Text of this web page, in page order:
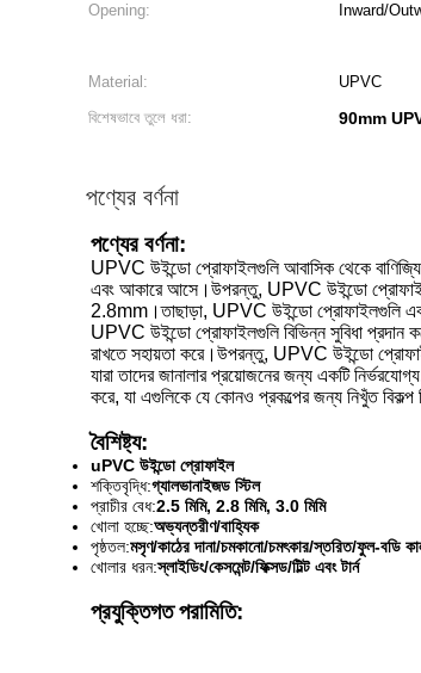
Opening:
Inward/
Material:
UPVC
বিশেষভাবে তুলে ধরা:
90mm
পণ্যের বর্ণনা
পণ্যের বর্ণনা:
UPVC উইন্ডো প্রোফাইলগুলি আবাসিক থেকে
এবং আকারে আসে।উপরন্তু, UPVC উইন্ডো
2.8mm।তাছাড়া, UPVC উইন্ডো প্রোফাইলগুলি একক,
UPVC উইন্ডো প্রোফাইলগুলি বিভিন্ন সুবিধা প্রদান
রাখতে সহায়তা করে।উপরন্তু, UPVC উইন্ডো
যারা তাদের জানালার প্রয়োজনের জন্য একটি
করে, যা এগুলিকে যে কোনও প্রকল্পের জন্য নিখুঁত বিকল্প
বৈশিষ্ট্য:
uPVC উইন্ডো প্রোফাইল
শক্তিবৃদ্ধি:গ্যালভানাইজড স্টিল
প্রাচীর বেধ:2.5 মিমি, 2.8 মিমি, 3.0 মিমি
খোলা হচ্ছে:অভ্যন্তরীণ/বাহ্যিক
পৃষ্ঠতল:মসৃণ/কাঠের দানা/চমকানো/চমৎকার/স্তরিত/ফুল-বডি
খোলার ধরন:স্লাইডিং/কেসমেন্ট/ফিক্সড/টিল্ট এবং টার্ন
প্রযুক্তিগত পরামিতি: